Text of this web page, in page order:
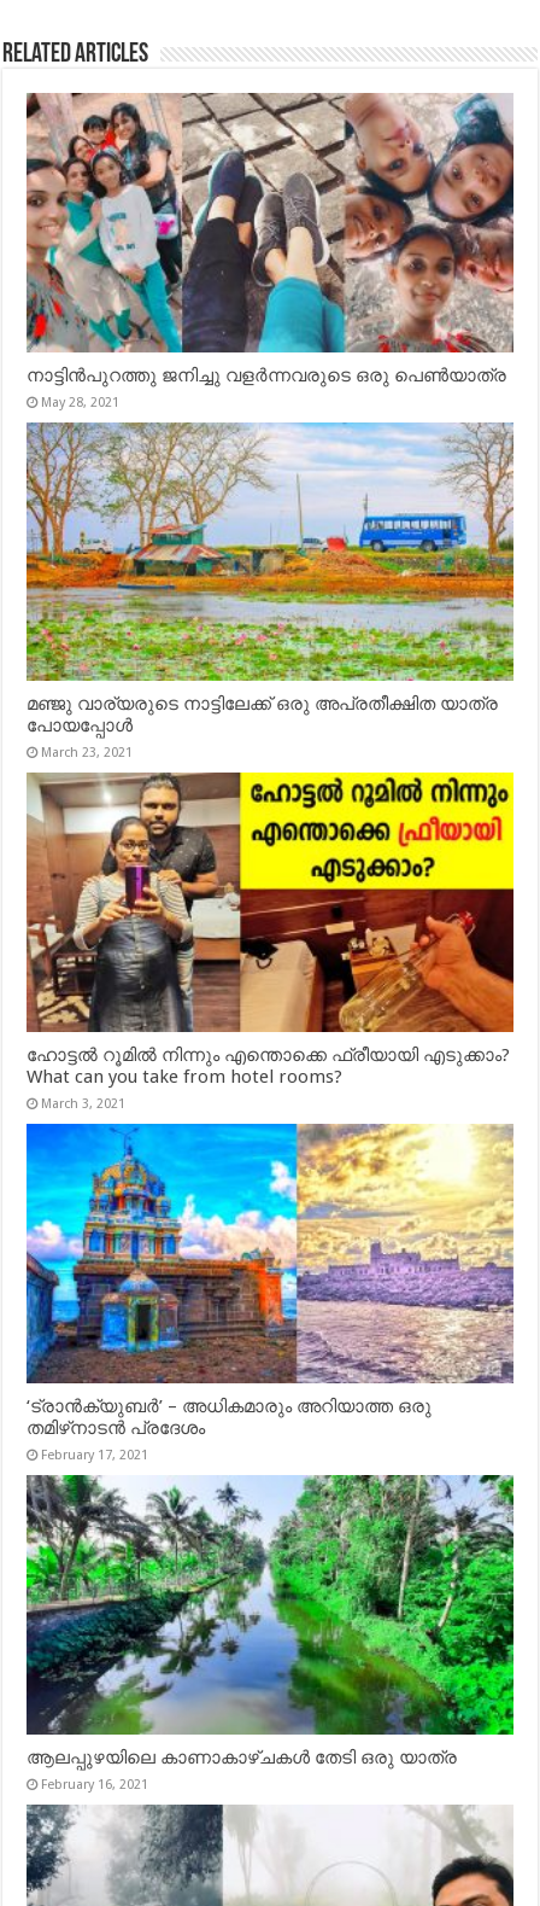
Related Articles
നാട്ടിൻപുറത്തു ജനിച്ചു വളർന്നവരുടെ ഒരു പെൺയാത്ര
May 28, 2021
മഞ്ജു വാര്യരുടെ നാട്ടിലേക്ക് ഒരു അപ്രതീക്ഷിത യാത്ര
പോയപ്പോൾ
March 23, 2021
ഹോട്ടൽ റൂമിൽ നിന്നും എന്തൊക്കെ ഫ്രീയായി എടുക്കാം?
What can you take from hotel rooms?
March 3, 2021
‘ട്രാൻക്യുബർ’ – അധികമാരും അറിയാത്ത ഒരു
തമിഴ്‌നാടൻ പ്രദേശം
February 17, 2021
ആലപ്പുഴയിലെ കാണാകാഴ്ചകൾ തേടി ഒരു യാത്ര
February 16, 2021